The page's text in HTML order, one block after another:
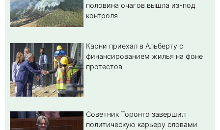
половина очагов вышла из-под
контроля
Карни приехал в Альберту с
финансированием жилья на фоне
протестов
Советник Торонто завершил
политическую карьеру словами